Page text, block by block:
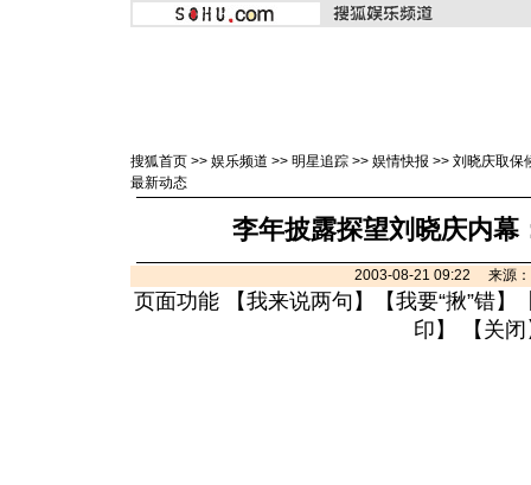
搜狐首页 >> 娱乐频道 >> 明星追踪 >> 娱情快报 >> 刘晓庆取保
最新动态
李年披露探望刘晓庆内幕
2003-08-21 09:22 来源：
页面功能 【我来说两句 】【我要“揪”错】
印 】 【 关闭